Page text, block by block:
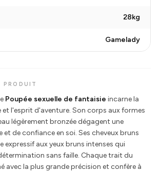
28kg
Gamelady
PRODUIT
Poupée sexuelle de fantaisie incarne la
l'esprit d'aventure. Son corps aux formes
légèrement bronzée dégagent une
de confiance en soi. Ses cheveux bruns
expressif aux yeux bruns intenses qui
sans faille. Chaque trait du
avec la plus grande précision et confère à